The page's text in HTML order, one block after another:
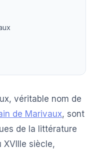
véritable nom de
de Marivaux, sont
de la littérature
siècle,